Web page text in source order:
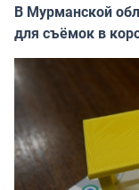
В Мурманской
для съёмок в